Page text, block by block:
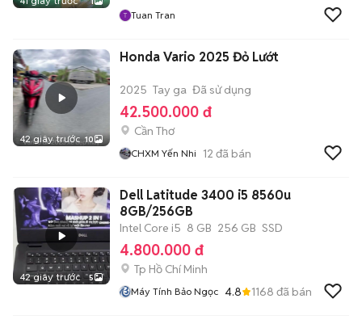
Tuan Tran
42 giây trước 10
Honda Vario 2025 Đỏ Lướt
2025 Tay ga Đã sử dụng
42.500.000 đ
Cần Thơ
CHXM Yến Nhi 12 đã bán
42 giây trước 5
Dell Latitude 3400 i5 8560u
8GB/256GB
Intel Core i5 8 GB 256 GB SSD
4.800.000 đ
Tp Hồ Chí Minh
Máy Tính Bảo Ngọc 4.8 1168 đã bán